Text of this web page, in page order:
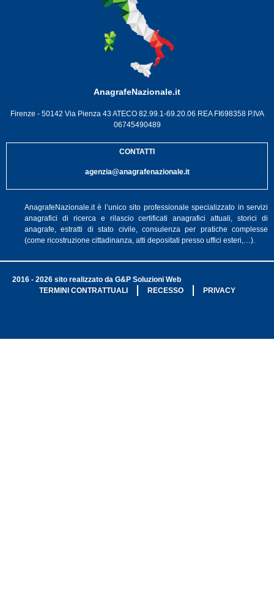
AnagrafeNazionale.it
Firenze - 50142 Via Pienza 43 ATECO 82.99.1-69.20.06 REA FI698358 P.IVA
06745490489
CONTATTI
agenzia@anagrafenazionale.it
AnagrafeNazionale.it è l’unico sito professionale specializzato in servizi
anagrafici di ricerca e rilascio certificati anagrafici attuali, storici di
anagrafe, estratti di stato civile, consulenza per pratiche complesse
(come ricostruzione cittadinanza, atti depositati presso uffici esteri,…).
2016 - 2026 sito realizzato da G&P Soluzioni Web
TERMINI CONTRATTUALI
RECESSO PRIVACY